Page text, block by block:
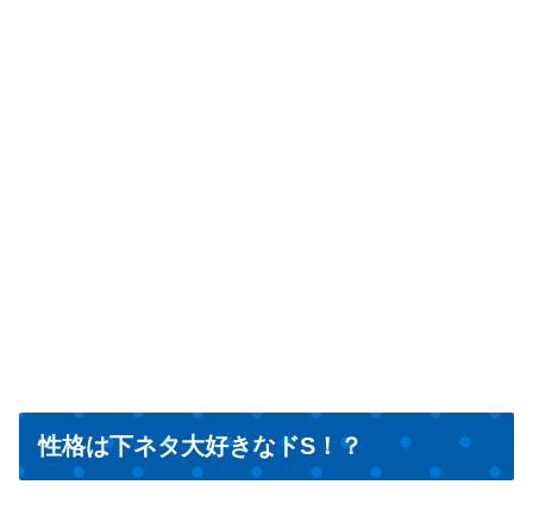
性格は下ネタ大好きなドS！？